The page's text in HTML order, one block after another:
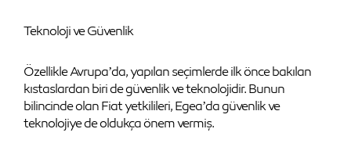
Teknoloji ve Güvenlik
Özellikle Avrupa’da, yapılan seçimlerde ilk önce bakılan
kıstaslardan biri de güvenlik ve teknolojidir. Bunun
bilincinde olan Fiat yetkilileri, Egea’da güvenlik ve
teknolojiye de oldukça önem vermiş.